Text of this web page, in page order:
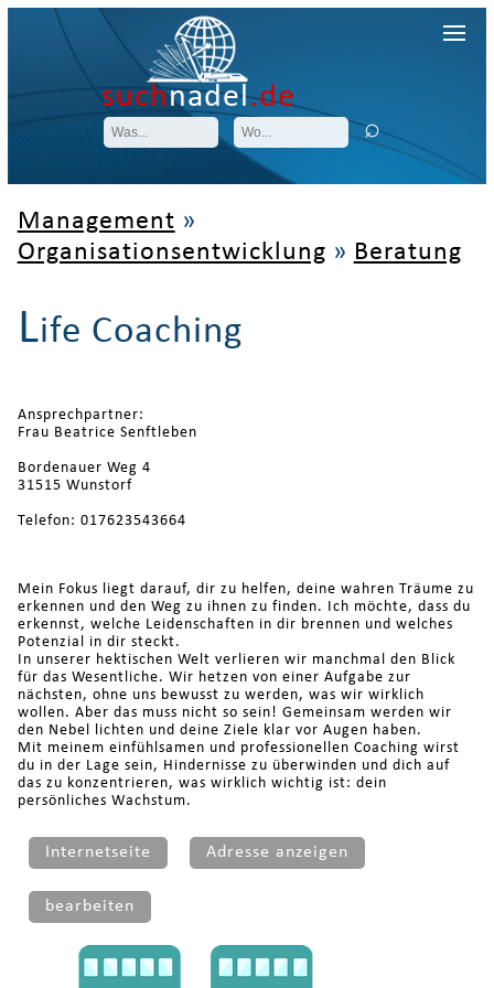
suchnadel.de
Management »
Organisationsentwicklung » Beratung
Life Coaching
Ansprechpartner:
Frau Beatrice Senftleben
Bordenauer Weg 4
31515 Wunstorf
Telefon: 017623543664
Mein Fokus liegt darauf, dir zu helfen, deine wahren Träume zu
erkennen und den Weg zu ihnen zu finden. Ich möchte, dass du
erkennst, welche Leidenschaften in dir brennen und welches
Potenzial in dir steckt.
In unserer hektischen Welt verlieren wir manchmal den Blick
für das Wesentliche. Wir hetzen von einer Aufgabe zur
nächsten, ohne uns bewusst zu werden, was wir wirklich
wollen. Aber das muss nicht so sein! Gemeinsam werden wir
den Nebel lichten und deine Ziele klar vor Augen haben.
Mit meinem einfühlsamen und professionellen Coaching wirst
du in der Lage sein, Hindernisse zu überwinden und dich auf
das zu konzentrieren, was wirklich wichtig ist: dein
persönliches Wachstum.
Internetseite Adresse anzeigen
bearbeiten